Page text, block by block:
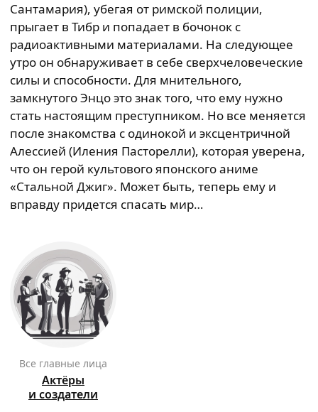
Сантамария), убегая от римской полиции,
прыгает в Тибр и попадает в бочонок с
радиоактивными материалами. На следующее
утро он обнаруживает в себе сверхчеловеческие
силы и способности. Для мнительного,
замкнутого Энцо это знак того, что ему нужно
стать настоящим преступником. Но все меняется
после знакомства с одинокой и эксцентричной
Алессией (Иления Пасторелли), которая уверена,
что он герой культового японского аниме
«Стальной Джиг». Может быть, теперь ему и
вправду придется спасать мир…
Все главные лица
Актёры
и создатели